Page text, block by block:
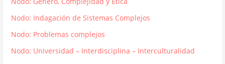
Nodo: Indagación de Sistemas Complejos
Nodo: Problemas complejos
Nodo: Universidad – Interdisciplina – Interculturalidad